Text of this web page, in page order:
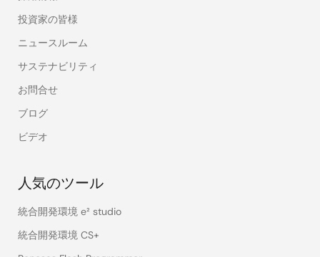
投資家の皆様
ニュースルーム
サステナビリティ
お問合せ
ブログ
ビデオ
人気のツール
統合開発環境 e² studio
統合開発環境 CS+